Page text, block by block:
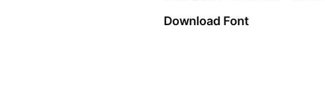
Download Font